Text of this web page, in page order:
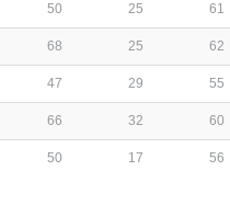
50 25 61
68 25 62
47 29 55
66 32 60
50 17 56